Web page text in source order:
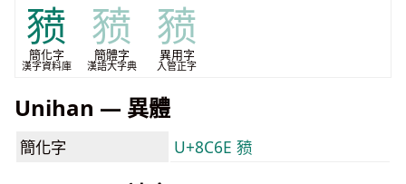
豮
簡化字
漢字資料庫
豮
簡體字
漢語大字典
豮
異用字
入管正字
Unihan — 異體
簡化字 U+8C6E 豮